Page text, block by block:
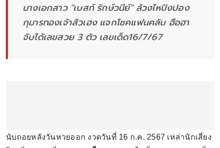
นางเอกสาว "เบสท์ รักษ์วนีย์" ล้วงไหปิงปอง
กุมารทองเจ้าสัวเฮง แจกโชคแฟนคลับ ฮือฮา
จับได้เลขสวย 3 ตัว เลขเด็ด16/7/67
นับถอยหลังวันหวยออก งวดวันที่ 16 ก.ค. 2567 เหล่านักเสี่ยง